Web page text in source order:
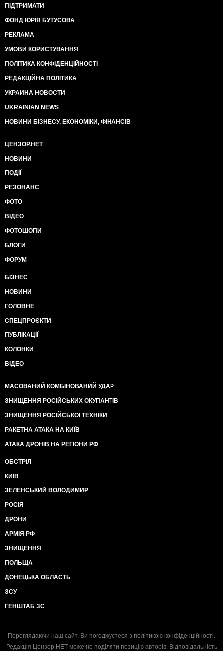
ПІДТРИМАТИ
ФОНД ЮРІЯ БУТУСОВА
РЕКЛАМА
УМОВИ КОРИСТУВАННЯ
ПОЛІТИКА КОНФІДЕНЦІЙНОСТІ
РЕДАКЦІЙНА ПОЛІТИКА
УКРАИНА НОВОСТИ
UKRAINIAN NEWS
НОВИНИ БІЗНЕСУ, ЕКОНОМІКИ, ФІНАНСІВ
ЦЕНЗОР.НЕТ
НОВИНИ
ПОДІЇ
РЕЗОНАНС
ФОТО
ВІДЕО
ФОТОШОПИ
БЛОГИ
ФОРУМ
БІЗНЕС
НОВИНИ
ГОЛОВНЕ
СПЕЦПРОЄКТИ
ПУБЛІКАЦІЇ
КОЛОНКИ
ВІДЕО
МАСОВАНИЙ КОМБІНОВАНИЙ УДАР
ЗНИЩЕННЯ РОСІЙСЬКИХ ОКУПАНТІВ
ЗНИЩЕННЯ РОСІЙСЬКОЇ ТЕХНІКИ
РАКЕТНА АТАКА НА КИЇВ
АТАКА ДРОНІВ НА РЕГІОНИ РФ
ОБСТРІЛ
КИЇВ
ЗЕЛЕНСЬКИЙ ВОЛОДИМИР
РОСІЯ
ДРОНИ
АРМІЯ РФ
ЗНИЩЕННЯ
ПОЛЬЩА
ДОНЕЦЬКА ОБЛАСТЬ
ЗСУ
ГЕНШТАБ ЗС
Переглядаючи наш сайт, Ви погоджуєтеся з політикою конфіденційності.
Редакція Цензор.НЕТ може не поділяти позицію авторів. Відповідальність